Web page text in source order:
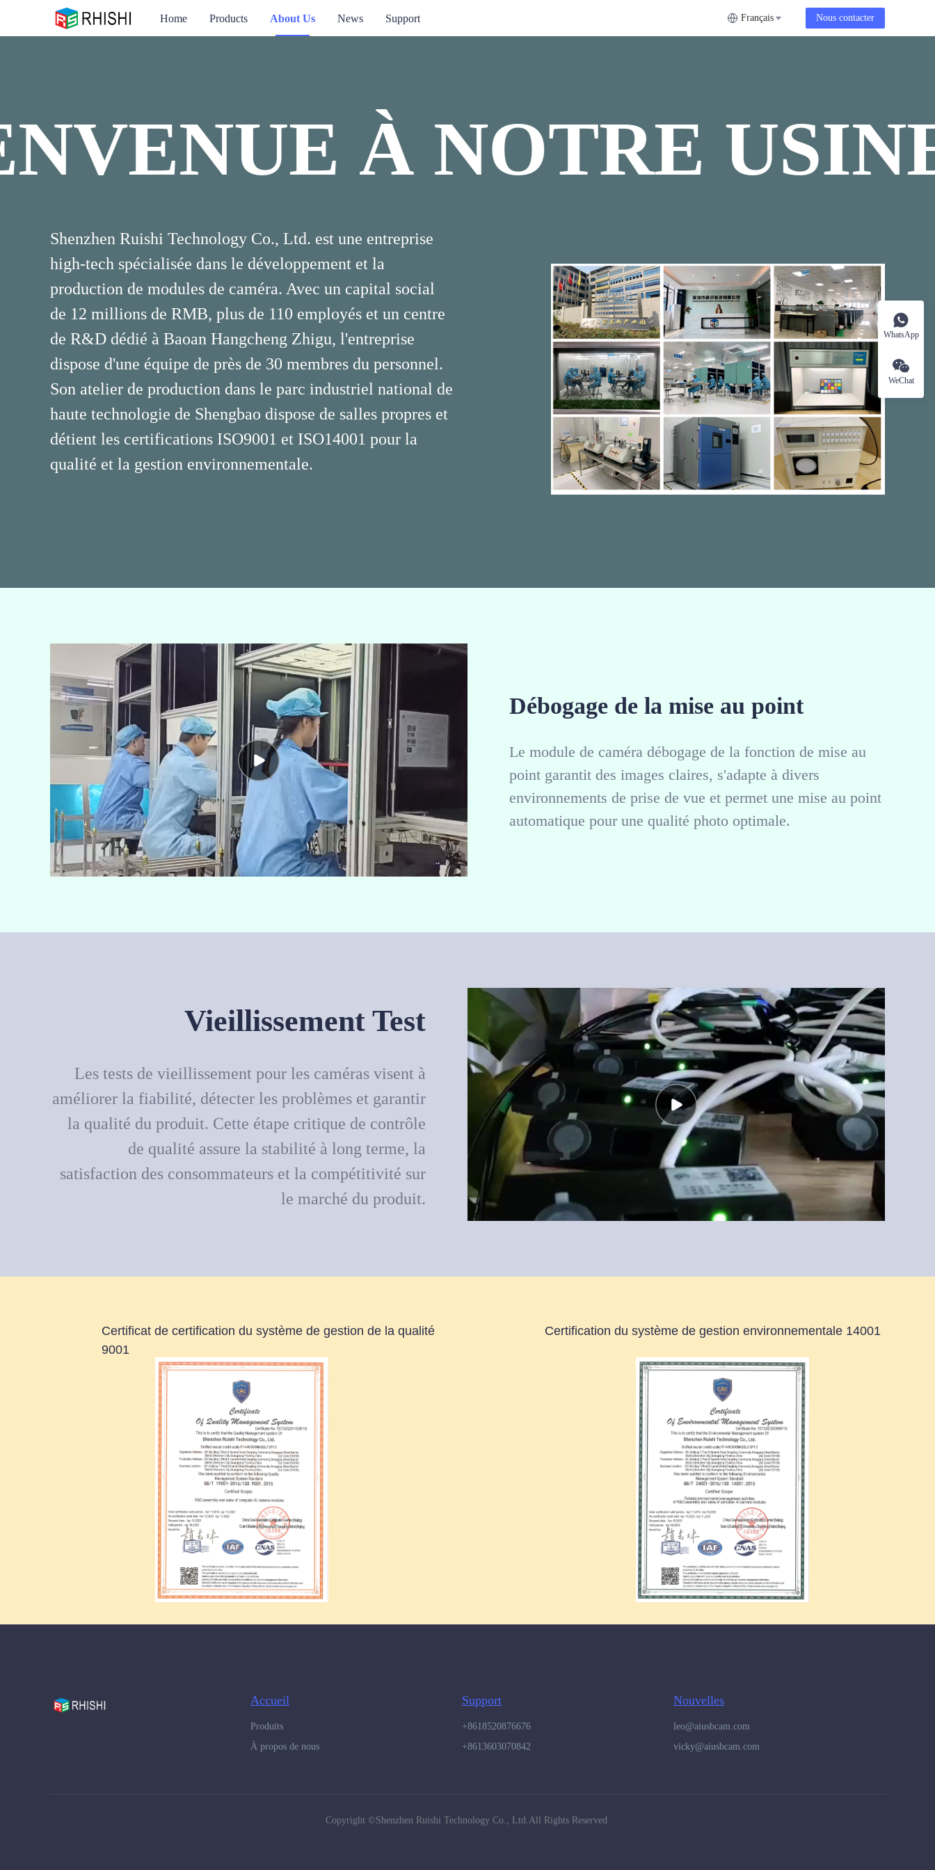
Home Products About Us News Support Français Nous contacter
À NOTRE
BIENVENUE À NOTRE
Shenzhen Ruishi Technology Co., Ltd. est une entreprise
high-tech spécialisée dans le développement et la
production de modules de caméra. Avec un capital social
de 12 millions de RMB, plus de 110 employés et un centre
de R&D dédié à Baoan Hangcheng Zhigu, l'entreprise
dispose d'une équipe de près de 30 membres du personnel.
Son atelier de production dans le parc industriel national de
haute technologie de Shengbao dispose de salles propres et
détient les certifications ISO9001 et ISO14001 pour la
qualité et la gestion environnementale.
Débogage de la mise au point
Le module de caméra débogage de la fonction de mise au
point garantit des images claires, s'adapte à divers
environnements de prise de vue et permet une mise au point
automatique pour une qualité photo optimale.
Vieillissement Test
Les tests de vieillissement pour les caméras visent à
améliorer la fiabilité, détecter les problèmes et garantir
la qualité du produit. Cette étape critique de contrôle
de qualité assure la stabilité à long terme, la
satisfaction des consommateurs et la compétitivité sur
le marché du produit.
Certification du système de gestion environnementale 14001
Certificat de certification du système de gestion de la qualité
9001
Accueil
Produits
À propos de nous
Support
+8618520876676
+8613603070842
Nouvelles
leo@aiusbcam.com
vicky@aiusbcam.com
Copyright ©️Shenzhen Ruishi Technology Co., Ltd.All Rights Reserved
WhatsApp
WeChat